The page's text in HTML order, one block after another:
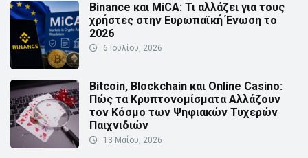
Binance και MiCA: Τι αλλάζει για τους
χρήστες στην Ευρωπαϊκή Ένωση το
2026
6 Ιουλίου, 2026
Bitcoin, Blockchain και Online Casino:
Πώς τα Κρυπτονομίσματα Αλλάζουν
τον Κόσμο των Ψηφιακών Τυχερών
Παιχνιδιών
13 Μαΐου, 2026